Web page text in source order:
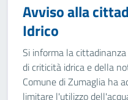
Avviso alla
Idrico
Si informa la
di criticità idrica e della
Comune di Zumaglia ha
limitare l'utilizzo